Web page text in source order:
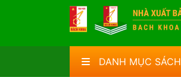
DANH MỤC SÁCH